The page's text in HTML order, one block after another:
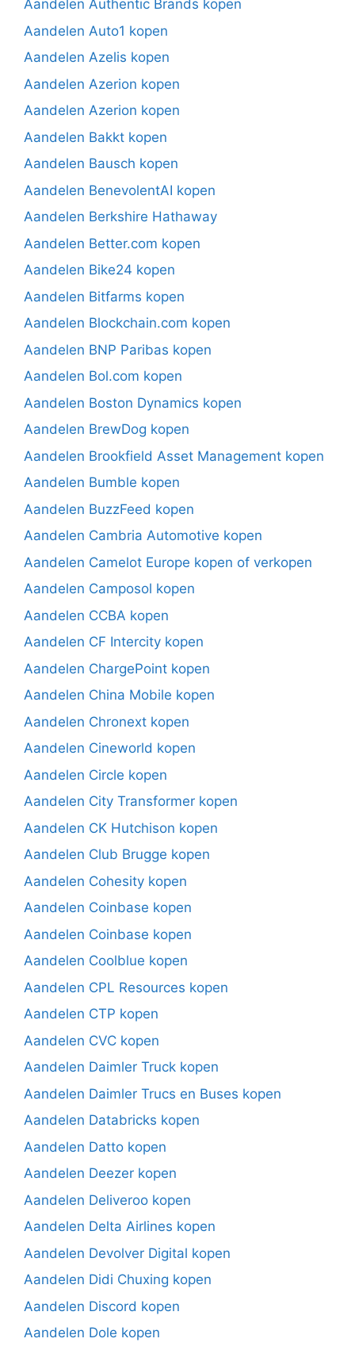
Aandelen Authentic Brands kopen
Aandelen Auto1 kopen
Aandelen Azelis kopen
Aandelen Azerion kopen
Aandelen Azerion kopen
Aandelen Bakkt kopen
Aandelen Bausch kopen
Aandelen BenevolentAI kopen
Aandelen Berkshire Hathaway
Aandelen Better.com kopen
Aandelen Bike24 kopen
Aandelen Bitfarms kopen
Aandelen Blockchain.com kopen
Aandelen BNP Paribas kopen
Aandelen Bol.com kopen
Aandelen Boston Dynamics kopen
Aandelen BrewDog kopen
Aandelen Brookfield Asset Management kopen
Aandelen Bumble kopen
Aandelen BuzzFeed kopen
Aandelen Cambria Automotive kopen
Aandelen Camelot Europe kopen of verkopen
Aandelen Camposol kopen
Aandelen CCBA kopen
Aandelen CF Intercity kopen
Aandelen ChargePoint kopen
Aandelen China Mobile kopen
Aandelen Chronext kopen
Aandelen Cineworld kopen
Aandelen Circle kopen
Aandelen City Transformer kopen
Aandelen CK Hutchison kopen
Aandelen Club Brugge kopen
Aandelen Cohesity kopen
Aandelen Coinbase kopen
Aandelen Coinbase kopen
Aandelen Coolblue kopen
Aandelen CPL Resources kopen
Aandelen CTP kopen
Aandelen CVC kopen
Aandelen Daimler Truck kopen
Aandelen Daimler Trucs en Buses kopen
Aandelen Databricks kopen
Aandelen Datto kopen
Aandelen Deezer kopen
Aandelen Deliveroo kopen
Aandelen Delta Airlines kopen
Aandelen Devolver Digital kopen
Aandelen Didi Chuxing kopen
Aandelen Discord kopen
Aandelen Dole kopen